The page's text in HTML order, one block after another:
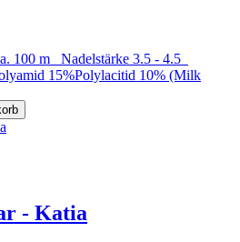
100 m Nadelstärke 3.5 - 4.5
15%Polylacitid 10% (Milk
- Katia